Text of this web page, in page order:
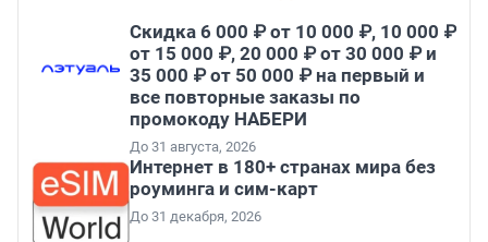
Скидка 6 000 ₽ от 10 000 ₽, 10 000 ₽
от 15 000 ₽, 20 000 ₽ от 30 000 ₽ и
35 000 ₽ от 50 000 ₽ на первый и
все повторные заказы по
промокоду НАБЕРИ
До 31 августа, 2026
Интернет в 180+ странах мира без
роуминга и сим-карт
До 31 декабря, 2026